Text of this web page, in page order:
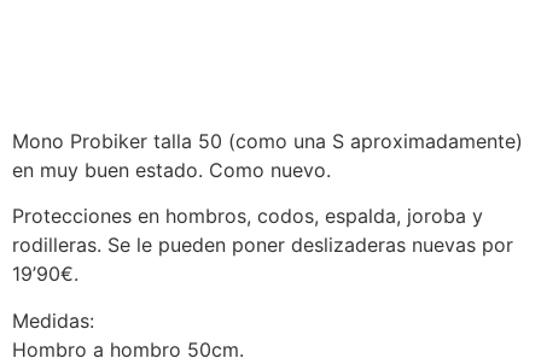
Mono Probiker talla 50 (como una S aproximadamente)
en muy buen estado. Como nuevo.
Protecciones en hombros, codos, espalda, joroba y
rodilleras. Se le pueden poner deslizaderas nuevas por
19’90€.
Medidas:
Hombro a hombro 50cm.